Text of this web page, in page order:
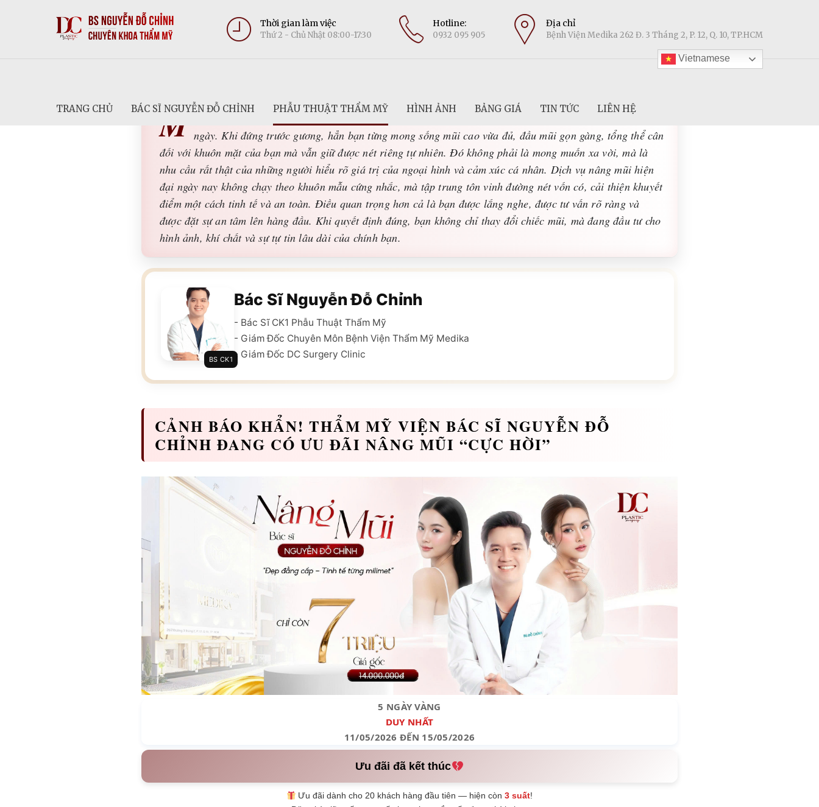
Thời gian làm việc
Thứ 2 - Chủ Nhật 08:00-17:30
Hotline:
0932 095 905
Địa chỉ
Bệnh Viện Medika 262 Đ. 3 Tháng 2, P. 12, Q. 10, TP.HCM
Vietnamese
TRANG CHỦ BÁC SĨ NGUYỄN ĐỖ CHỈNH PHẪU THUẬT THẨM MỸ HÌNH ẢNH BẢNG GIÁ TIN TỨC LIÊN HỆ
M
ột dáng mũi hài hòa không chỉ thay đổi diện mạo, mà còn âm thầm nâng đỡ sự tự tin của bạn mỗi
ngày. Khi đứng trước gương, hẳn bạn từng mong sống mũi cao vừa đủ, đầu mũi gọn gàng, tổng thể cân
đối với khuôn mặt của bạn mà vẫn giữ được nét riêng tự nhiên. Đó không phải là mong muốn xa vời, mà là
nhu cầu rất thật của những người hiểu rõ giá trị của ngoại hình và cảm xúc cá nhân. Dịch vụ nâng mũi hiện
đại ngày nay không chạy theo khuôn mẫu cứng nhắc, mà tập trung tôn vinh đường nét vốn có, cải thiện khuyết
điểm một cách tinh tế và an toàn. Điều quan trọng hơn cả là bạn được lắng nghe, được tư vấn rõ ràng và
được đặt sự an tâm lên hàng đầu. Khi quyết định đúng, bạn không chỉ thay đổi chiếc mũi, mà đang đầu tư cho
hình ảnh, khí chất và sự tự tin lâu dài của chính bạn.
BS CK1
Bác Sĩ Nguyễn Đỗ Chỉnh
- Bác Sĩ CK1 Phẫu Thuật Thẩm Mỹ
- Giám Đốc Chuyên Môn Bệnh Viện Thẩm Mỹ Medika
- Giám Đốc DC Surgery Clinic
CẢNH BÁO KHẨN! THẨM MỸ VIỆN BÁC SĨ NGUYỄN ĐỖ
CHỈNH ĐANG CÓ ƯU ĐÃI NÂNG MŨI “CỰC HỜI”
5 NGÀY VÀNG
DUY NHẤT
11/05/2026 ĐẾN 15/05/2026
Ưu đãi đã kết thúc
Ưu đãi dành cho 20 khách hàng đầu tiên — hiện còn3 suất!